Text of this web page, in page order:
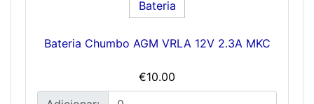
Bateria Chumbo AGM VRLA 12V 2.3A MKC
€10.00